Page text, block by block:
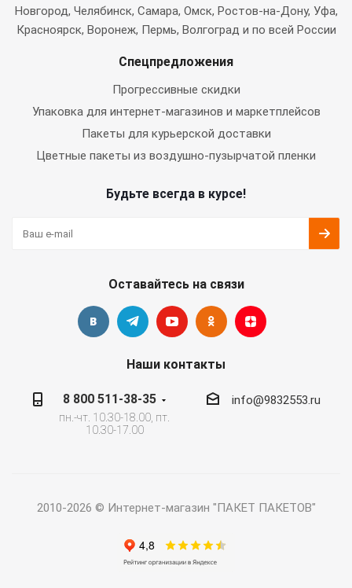
Новгород, Челябинск, Самара, Омск, Ростов-на-Дону, Уфа,
Красноярск, Воронеж, Пермь, Волгоград и по всей России
Спецпредложения
Прогрессивные скидки
Упаковка для интернет-магазинов и маркетплейсов
Пакеты для курьерской доставки
Цветные пакеты из воздушно-пузырчатой пленки
Будьте всегда в курсе!
Оставайтесь на связи
Наши контакты
8 800 511-38-35
пн.-чт. 10.30-18.00, пт.
10.30-17.00
info@9832553.ru
2010-2026 © Интернет-магазин "ПАКЕТ ПАКЕТОВ"